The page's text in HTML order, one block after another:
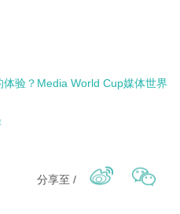
验？Media World Cup媒体世界
分享至 /